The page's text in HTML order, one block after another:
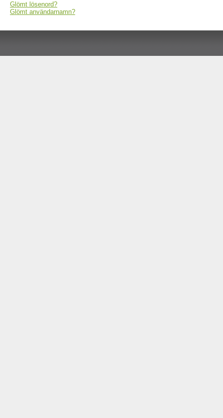
Glömt lösenord?
Glömt användarnamn?